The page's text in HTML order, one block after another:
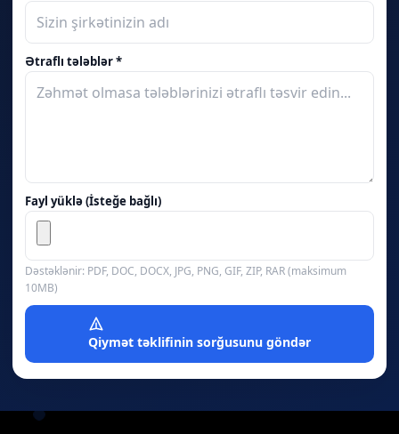
Ətraflı tələblər *
Fayl yüklə (İsteğe bağlı)
Dəstəklənir: PDF, DOC, DOCX, JPG, PNG, GIF, ZIP, RAR (maksimum
10MB)
Qiymət təklifinin sorğusunu göndər